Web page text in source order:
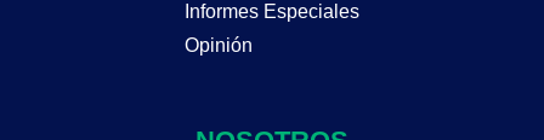
Informes Especiales
Opinión